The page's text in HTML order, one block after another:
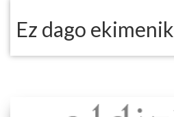
Ez dago ekimenik